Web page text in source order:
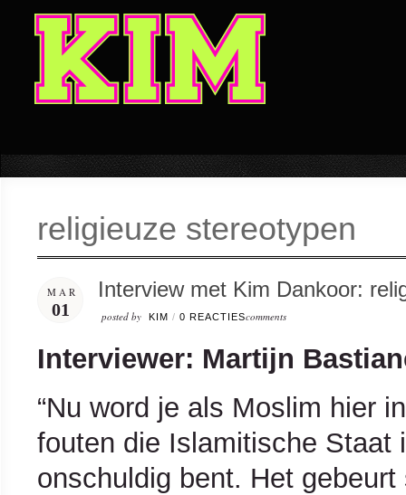
religieuze stereotypen
MAR
01
Interview met Kim Dankoor:
posted by KIM / 0 REACTIEScomments
Interviewer: Martijn
“Nu word je als Moslim hier
fouten die Islamitische Staat
onschuldig bent. Het